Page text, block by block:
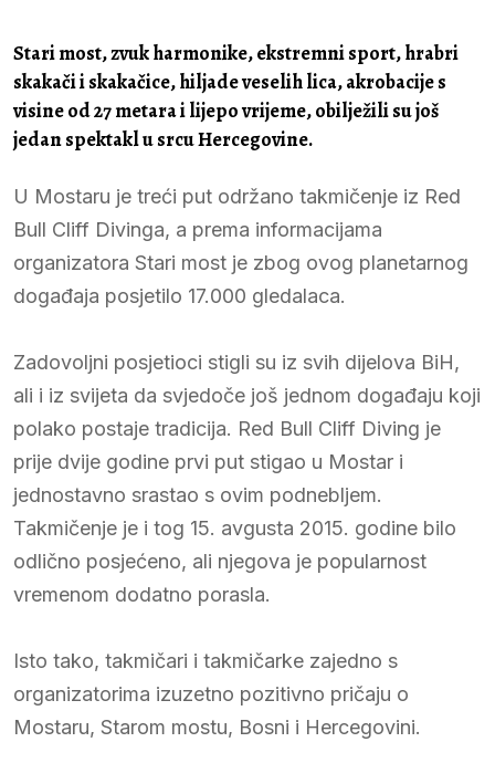
Stari most, zvuk harmonike, ekstremni sport, hrabri
skakači i skakačice, hiljade veselih lica, akrobacije s
visine od 27 metara i lijepo vrijeme, obilježili su još
jedan spektakl u srcu Hercegovine.
U Mostaru je treći put održano takmičenje iz Red
Bull Cliff Divinga, a prema informacijama
organizatora Stari most je zbog ovog planetarnog
događaja posjetilo 17.000 gledalaca.
Zadovoljni posjetioci stigli su iz svih dijelova BiH,
ali i iz svijeta da svjedoče još jednom događaju koji
polako postaje tradicija. Red Bull Cliff Diving je
prije dvije godine prvi put stigao u Mostar i
jednostavno srastao s ovim podnebljem.
Takmičenje je i tog 15. avgusta 2015. godine bilo
odlično posjećeno, ali njegova je popularnost
vremenom dodatno porasla.
Isto tako, takmičari i takmičarke zajedno s
organizatorima izuzetno pozitivno pričaju o
Mostaru, Starom mostu, Bosni i Hercegovini.